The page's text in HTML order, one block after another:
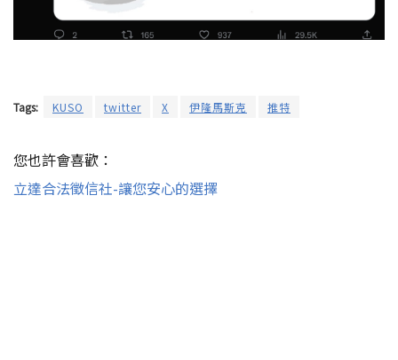
Tags: KUSO twitter X 伊隆馬斯克 推特
您也許會喜歡：
立達合法徵信社-讓您安心的選擇